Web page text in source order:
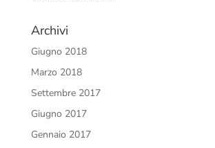
Archivi
Giugno 2018
Marzo 2018
Settembre 2017
Giugno 2017
Gennaio 2017